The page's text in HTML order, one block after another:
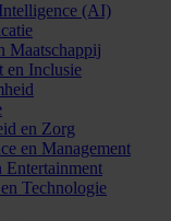
(AI)
Maatschappij
en Inclusie
en Zorg
en Management
Entertainment
Technologie